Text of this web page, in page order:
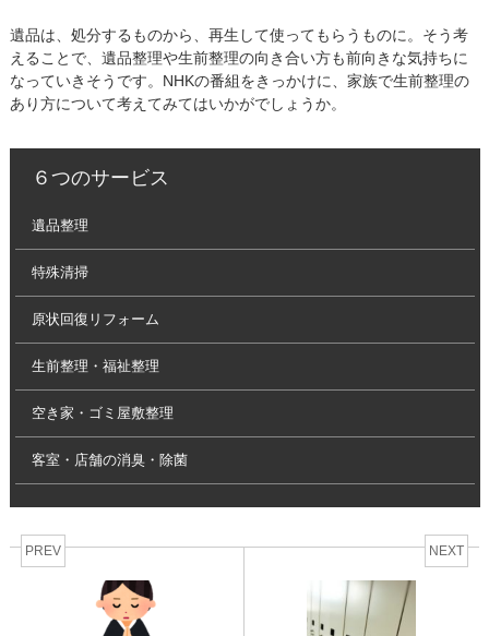
遺品は、処分するものから、再生して使ってもらうものに。そう考
えることで、遺品整理や生前整理の向き合い方も前向きな気持ちに
なっていきそうです。NHKの番組をきっかけに、家族で生前整理の
あり方について考えてみてはいかがでしょうか。
６つのサービス
遺品整理
特殊清掃
原状回復リフォーム
生前整理・福祉整理
空き家・ゴミ屋敷整理
客室・店舗の消臭・除菌
PREV NEXT